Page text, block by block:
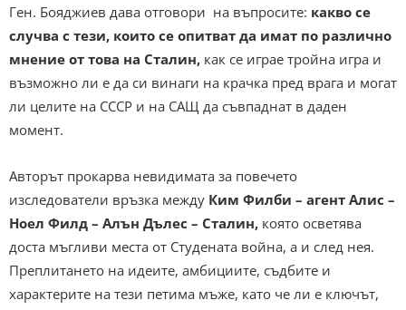
Ген. Бояджиев дава отговори на въпросите: какво се
случва с тези, които се опитват да имат по различно
мнение от това на Сталин, как се играе тройна игра и
възможно ли е да си винаги на крачка пред врага и могат
ли целите на СССР и на САЩ да съвпаднат в даден
момент.
Авторът прокарва невидимата за повечето
изследователи връзка между Ким Филби – агент Алис –
Ноел Филд – Алън Дълес – Сталин, която осветява
доста мъгливи места от Студената война, а и след нея.
Преплитането на идеите, амбициите, съдбите и
характерите на тези петима мъже, като че ли е ключът,